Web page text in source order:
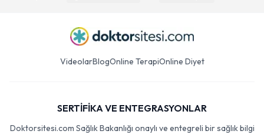
VideolarBlogOnline TerapiOnline Diyet
SERTİFİKA VE ENTEGRASYONLAR
Doktorsitesi.com Sağlık Bakanlığı onaylı ve entegreli bir sağlık bilgi